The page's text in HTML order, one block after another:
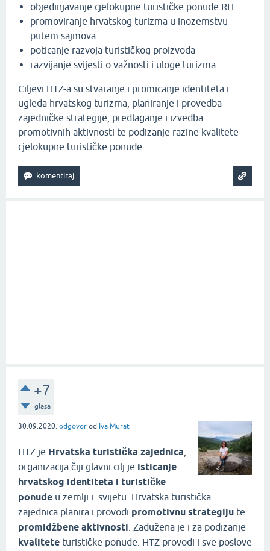
objedinjavanje cjelokupne turističke ponude RH
promoviranje hrvatskog turizma u inozemstvu
putem sajmova
poticanje razvoja turističkog proizvoda
razvijanje svijesti o važnosti i uloge turizma
Ciljevi HTZ-a su stvaranje i promicanje identiteta i
ugleda hrvatskog turizma, planiranje i provedba
zajedničke strategije, predlaganje i izvedba
promotivnih aktivnosti te podizanje razine kvalitete
cjelokupne turističke ponude.
+7
glasa
30.09.2020. odgovor od Iva Murat
HTZ je Hrvatska turistička zajednica
organizacija čiji glavni cilj je isticanje
hrvatskog identiteta i turističke
ponude u zemlji i svijetu. Hrvatska turistička
zajednica planira i provodi promotivnu strategiju te
promidžbene aktivnosti . Zadužena je i za podizanje
kvalitete turističke ponude. HTZ provodi i sve poslove